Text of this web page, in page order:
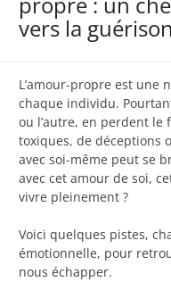
vers la guérison
L’amour-propre est une
chaque individu.
ou l’autre, en perdent le
toxiques, de déceptions
avec soi-même peut se
avec cet amour de soi,
vivre pleinement ?
Voici quelques pistes,
émotionnelle, pour
nous échapper.